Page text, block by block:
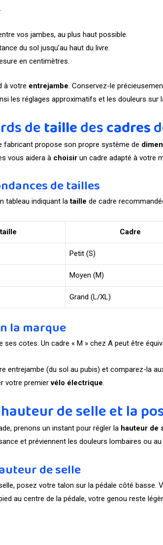
vos jambes, au plus haut possible.
du sol jusqu’au haut du livre.
en centimètres.
à votre entrejambe . Conservez-le
les réglages approximatifs et les douleurs sur
detailledescadres
fabricant propose son propre système de
vous aidera à choisir un cadre adapté à votre
de tailles
tableau indiquant lataille de cadre
Cadre
Petit (S)
Moyen (M)
Grand (L/XL)
la marque
ses cotes. Un cadre « M » chez A peut être
entrejambe (du sol au pubis) et comparez-la
votre premiervélo électrique.
de selle et la
prenons un instant pour régler la hauteur de
et préviennent les douleurs lombaires ou au
de selle
posez votre talon sur la pédale côté
au centre de la pédale, votre genou reste